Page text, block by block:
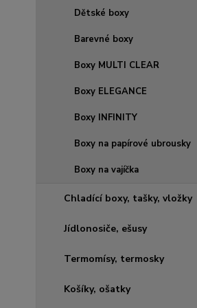
Dětské boxy
Barevné boxy
Boxy MULTI CLEAR
Boxy ELEGANCE
Boxy INFINITY
Boxy na papírové ubrousky
Boxy na vajíčka
Chladící boxy, tašky, vložky
Jídlonosiče, ešusy
Termomísy, termosky
Košíky, ošatky